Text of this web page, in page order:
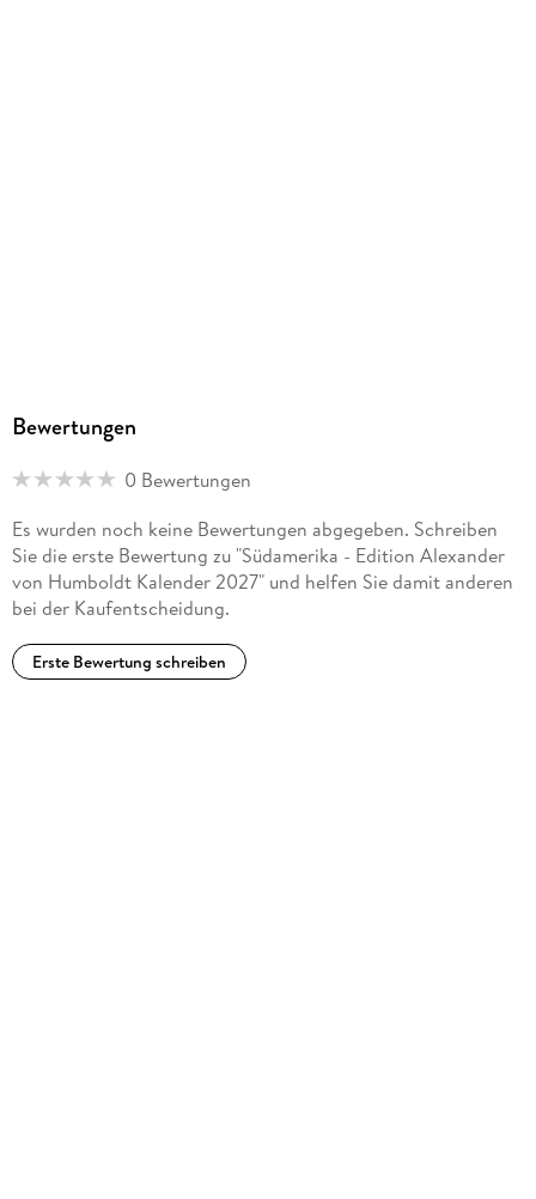
Bewertungen
0 Bewertungen
Es wurden noch keine Bewertungen abgegeben. Schreiben
Sie die erste Bewertung zu "Südamerika - Edition Alexander
von Humboldt Kalender 2027" und helfen Sie damit anderen
bei der Kaufentscheidung.
Erste Bewertung schreiben